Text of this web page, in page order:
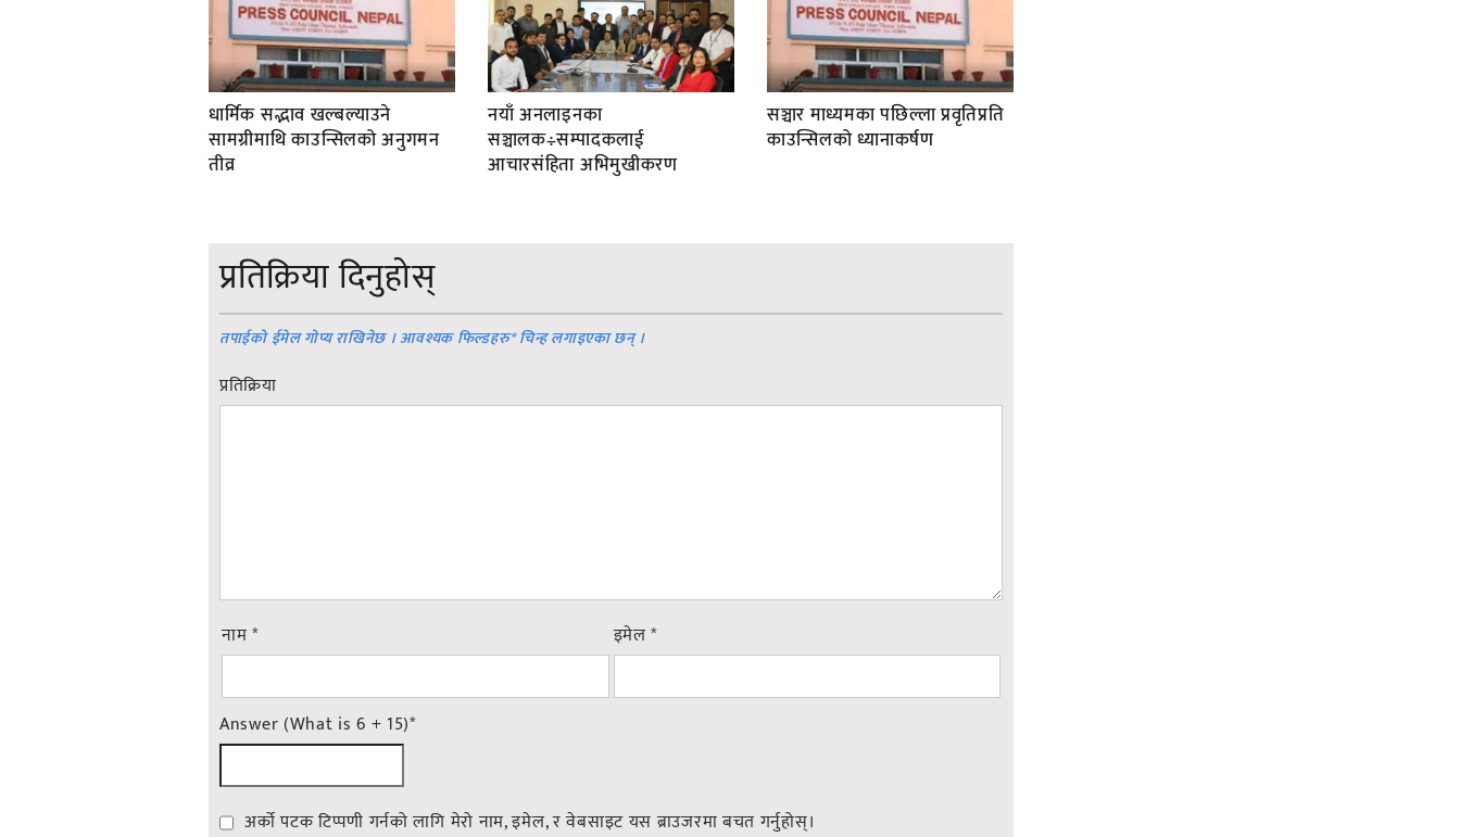
धार्मिक सद्भाव खल्बल्याउने
सामग्रीमाथि काउन्सिलको अनुगमन
तीव्र
नयाँ अनलाइनका
सञ्चालक÷सम्पादकलाई
आचारसंहिता अभिमुखीकरण
सञ्चार माध्यमका पछिल्ला प्रवृतिप्रति
काउन्सिलको ध्यानाकर्षण
प्रतिक्रिया दिनुहोस्
तपाईको ईमेल गोप्य राखिनेछ । आवश्यक फिल्डहरु*चिन्ह लगाइएका छन् ।
प्रतिक्रिया
नाम* इमेल*
Answer (What is 6 + 15)*
अर्को पटक टिप्पणी गर्नको लागि मेरो नाम, इमेल, र वेबसाइट यस ब्राउजरमा बचत गर्नुहोस्।